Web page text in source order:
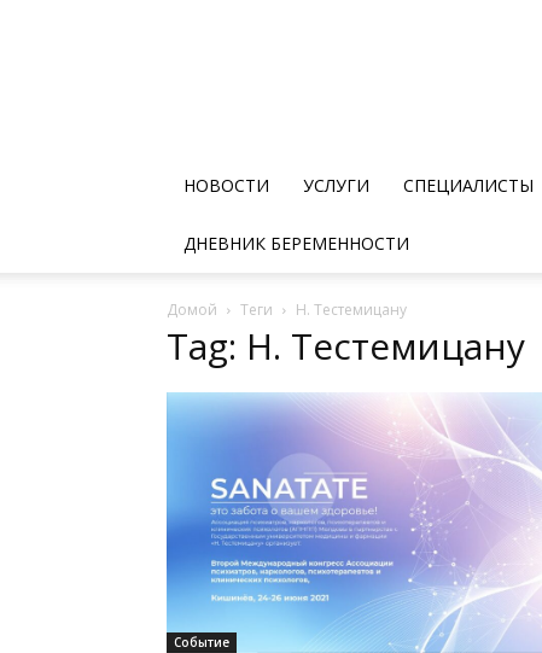
НОВОСТИ УСЛУГИ СПЕЦИАЛИСТЫ
ДНЕВНИК БЕРЕМЕННОСТИ
Домой Теги Н. Тестемицану
Tag: Н. Тестемицану
Событие